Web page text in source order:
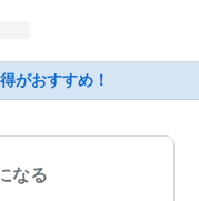
がおすすめ！
なる